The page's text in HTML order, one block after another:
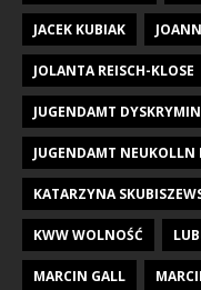
JACEK KUBIAK
JOLANTA REISCH-KLOSE
JUGENDAMT
JUGENDAMT NEUKOLLN
KATARZYNA
KWW WOLNOŚĆ
MARCIN GALL